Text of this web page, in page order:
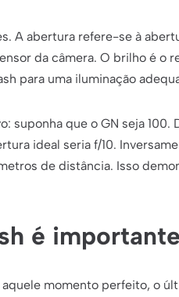
A abertura refere-se à
da câmera. O brilho é o
para uma iluminação
suponha que o GN seja 100.
ideal seria f/10.
de distância. Isso
é
momento perfeito, o